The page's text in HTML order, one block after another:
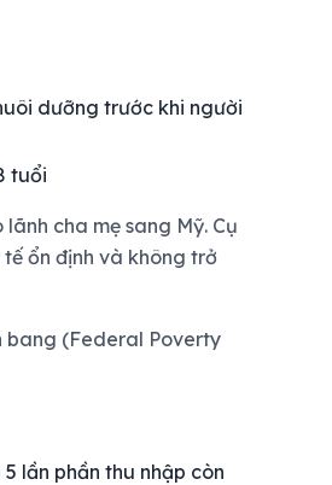
dưỡng trước khi người
tuổi
cha mẹ sang Mỹ. Cụ
ổn định và không trở
bang (Federal Poverty
lần phần thu nhập còn